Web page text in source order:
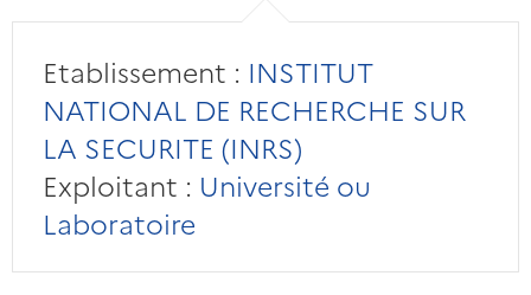
Etablissement : INSTITUT
NATIONAL DE RECHERCHE SUR
LA SECURITE (INRS)
Exploitant : Université ou
Laboratoire